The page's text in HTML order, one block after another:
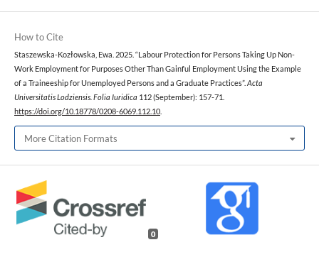
How to Cite
Staszewska-Kozłowska, Ewa. 2025. “Labour Protection for Persons Taking Up Non-
Work Employment for Purposes Other Than Gainful Employment Using the Example
of a Traineeship for Unemployed Persons and a Graduate Practices”. Acta
Universitatis Lodziensis. Folia Iuridica 112 (September): 157-71.
https://doi.org/10.18778/0208-6069.112.10
More Citation Formats
0